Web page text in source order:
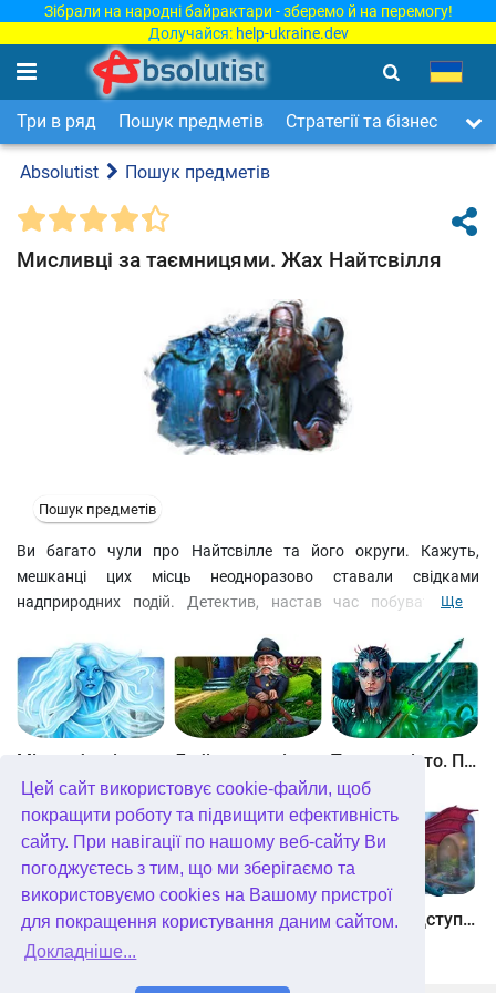
Цей сайт використовує cookie-файли, щоб
покращити роботу та підвищити ефективність
сайту. При навігації по нашому веб-сайту Ви
погоджуєтесь з тим, що ми зберігаємо та
використовуємо cookies на Вашому пристрої
для покращення користування даним сайтом.
Докладніше...
Зібрали на народні байрактари - зберемо й на перемогу!
Долучайся: help-ukraine.dev
Три в ряд Пошук предметів Стратегії та бізнес
Absolutist Пошук предметів
Мисливці за таємницями. Жах Найтсвілля
Пошук предметів
Ви багато чули про Найтсвілле та його округи. Кажуть,
мешканці цих місць неодноразово ставали свідками
надприродних подій. Детектив, настав час побувати там
постать у довгому плащі, за якою ховався хтось, кого важко
назвати людиною. А чи ще буде! Розгадуйте головоломки,
відшукуйте предмети по силуетах і перевірте чутки про
монстра, що з'явився у Віллоусвіллі.
Ще
Таємне місто. Підводне царство. колекційне видання
Небесні землі. Пробудження гігантів. колекційне видання Загадки Нью-Йорка. Пробудження. колекційне видання Хімери. Підступи зла. колекційне видання